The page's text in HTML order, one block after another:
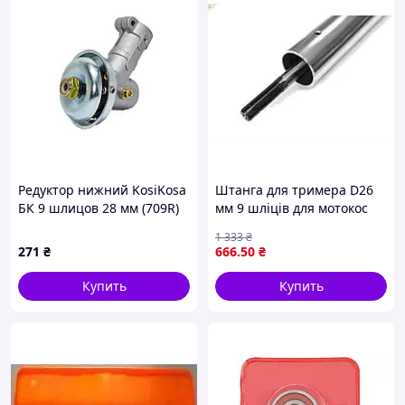
Редуктор нижний KosiKosa
БК 9 шлицов 28 мм (709R)
271 ₴
Купить
Штанга для тримера D26
мм 9 шліців для мотокос
травы и кустарников
666.50 ₴
1 333₴
Купить